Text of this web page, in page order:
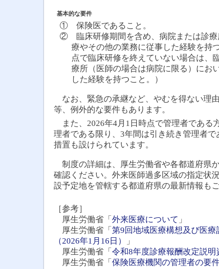
基本的な要件
① 保険医であること。
② 臨床研修期間を含め、病院または診療
療やその他の業務に従事した経験を持
点で臨床研修を終えていない場合は、
療所（医師の場合は病院に限る）にお
した経験を持つこと。）
なお、緊急の承継など、やむを得ない理
等、例外的な要件もあります。
また、2026年4月1日時点で管理者である
理者である限り、3年間は引き続き管理者
措置も設けられています。
制度の詳細は、厚生労働省や各都道府県
確認ください。外来医師過多区域の指定状
設予定地を管轄する都道府県の最新情報も
［参考］
厚生労働省「 外来医療について 」
厚生労働省「 第9回地域医療構想及び医
（2026年1月16日）
」
厚生労働省「 令和8年度診療報酬改定説明
厚生労働省「 保険医療機関の管理者の要